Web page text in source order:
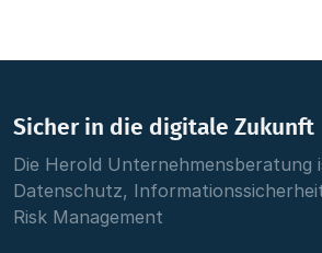
Sicher in die digitale Zukunft
Die Herold
Datenschutz,
Risk Management